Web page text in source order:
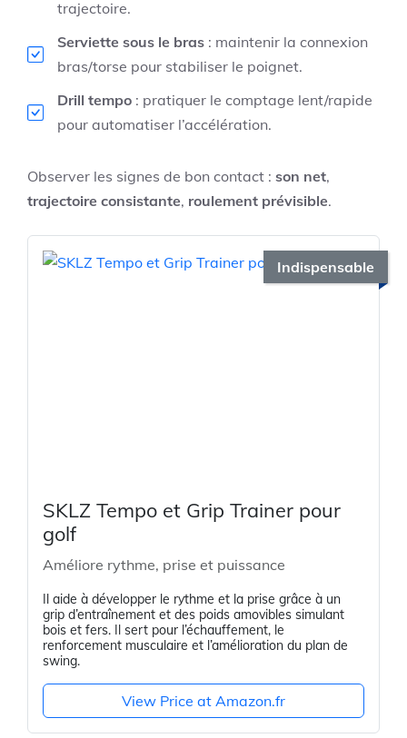
trajectoire.
Serviette sous le bras : maintenir la connexion
bras/torse pour stabiliser le poignet.
Drill tempo : pratiquer le comptage lent/rapide
pour automatiser l’accélération.
Observer les signes de bon contact : son net,
trajectoire consistante, roulement prévisible.
Indispensable
SKLZ Tempo et Grip Trainer pour
golf
Améliore rythme, prise et puissance
Il aide à développer le rythme et la prise grâce à un
grip d’entraînement et des poids amovibles simulant
bois et fers. Il sert pour l’échauffement, le
renforcement musculaire et l’amélioration du plan de
swing.
View Price at Amazon.fr